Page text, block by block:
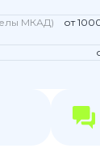
МКАД)
от